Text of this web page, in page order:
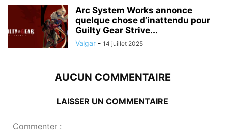
Arc System Works annonce
quelque chose d’inattendu pour
Guilty Gear Strive...
Valgar - 14 juillet 2025
AUCUN COMMENTAIRE
LAISSER UN COMMENTAIRE